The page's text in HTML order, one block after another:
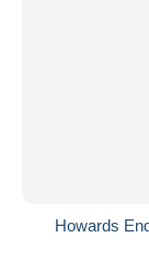
Howards